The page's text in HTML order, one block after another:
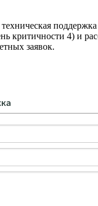
критичности 4) и
заявок.